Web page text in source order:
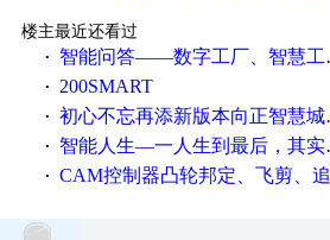
楼主最近还看过
·
智能问答——数字工厂、智慧工厂和智能制造三者的区别是什么？
· 200SMART
· 初心不忘再添新版本向正智慧城市云展厅3.0版亮相
· 智能人生—一人生到最后，其实拼的都是人品
· CAM控制器凸轮邦定、飞剪、追剪等C功能块